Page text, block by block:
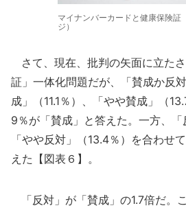
マイナンバーカードと健康保険証
ジ）
さて、現在、批判の矢面に立た
証」一体化問題だが、「賛成か反
成」（11.1％）、「やや賛成」（
9％が「賛成」と答えた。一方、「
「やや反対」（13.4％）を合わせ
えた【図表６】。
「反対」が「賛成」の1.7倍だ。